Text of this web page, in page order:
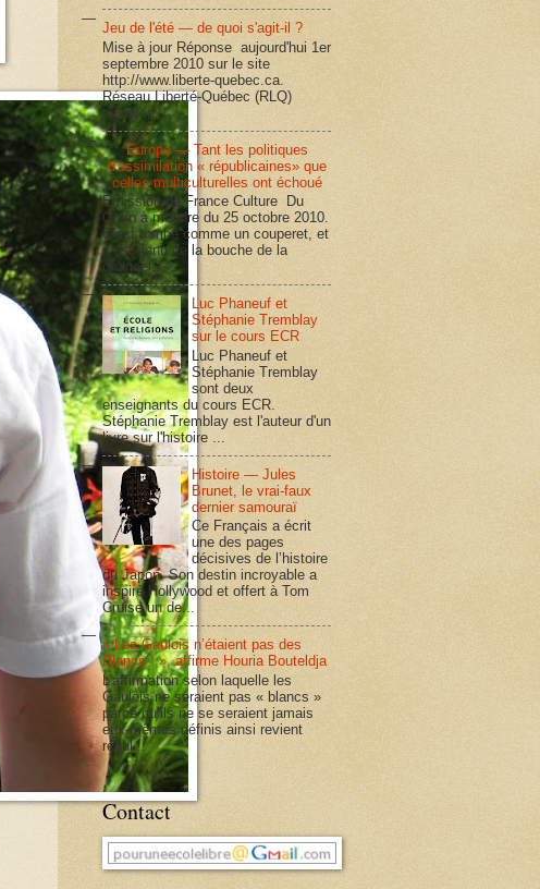
Jeu de l'été — de quoi s'agit-il ?
Mise à jour Réponse aujourd'hui 1er
septembre 2010 sur le site
http://www.liberte-quebec.ca.
Réseau Liberté-Québec (RLQ)
dévoilen...
Europe — Tant les politiques
d'assimilation « républicaines» que
celles multiculturelles ont échoué
Émission de France Culture Du
Grain à moudre du 25 octobre 2010.
C’est tombé comme un couperet, et
c’est venu de la bouche de la
chancel...
Luc Phaneuf et
Stéphanie Tremblay
sur le cours ECR
Luc Phaneuf et
Stéphanie Tremblay
sont deux
enseignants du cours ECR.
Stéphanie Tremblay est l'auteur d'un
livre sur l'histoire ...
Histoire — Jules
Brunet, le vrai-faux
dernier samouraï
Ce Français a écrit
une des pages
décisives de l’histoire
du Japon. Son destin incroyable a
inspiré Hollywood et offert à Tom
Cruise un de...
« Les Gaulois n’étaient pas des
Blancs ! », affirme Houria Bouteldja
L’affirmation selon laquelle les
Gaulois ne seraient pas « blancs »
parce qu’ils ne se seraient jamais
eux-mêmes définis ainsi revient
régul...
Contact